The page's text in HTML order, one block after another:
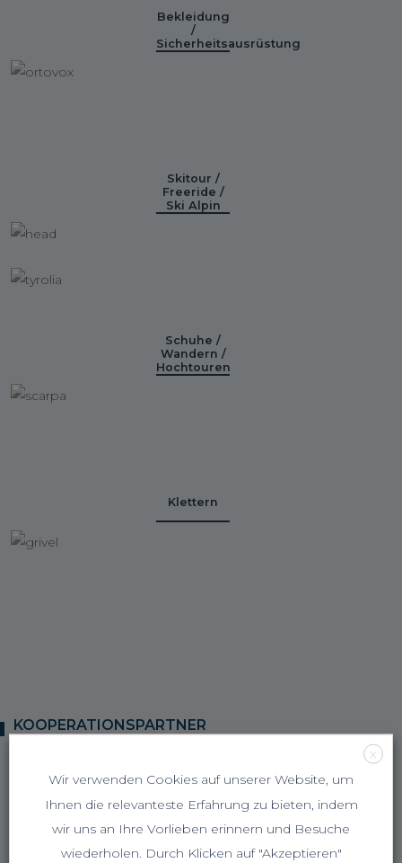
Bekleidung
/
Sicherheitsausrüstung
Skitour /
Freeride /
Ski Alpin
Schuhe /
Wandern /
Hochtouren
Klettern
KOOPERATIONSPARTNER
X
Wir verwenden Cookies auf unserer Website, um
Ihnen die relevanteste Erfahrung zu bieten, indem
wir uns an Ihre Vorlieben erinnern und Besuche
wiederholen. Durch Klicken auf "Akzeptieren"